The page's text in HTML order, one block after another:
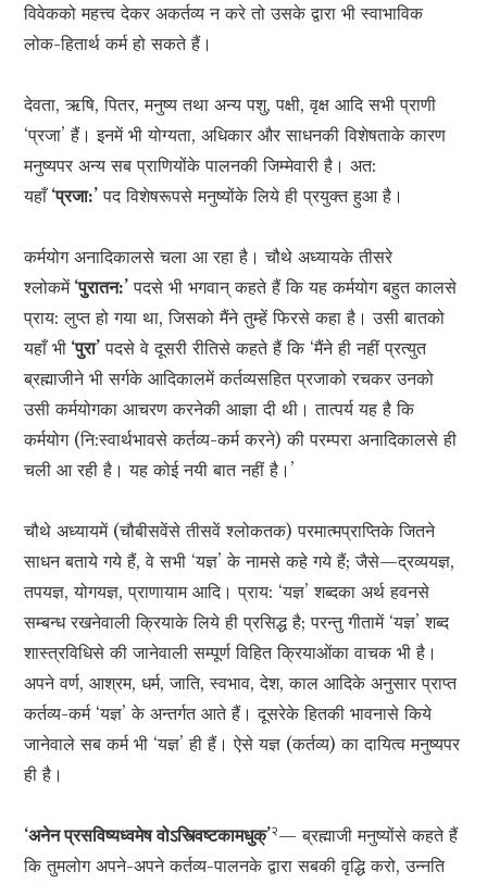
विवेकको महत्त्व देकर अकर्तव्य न करे तो उसके द्वारा भी स्वाभाविक
लोक-हितार्थ कर्म हो सकते हैं।
देवता, ऋषि, पितर, मनुष्य तथा अन्य पशु, पक्षी, वृक्ष आदि सभी प्राणी
‘प्रजा’ हैं। इनमें भी योग्यता, अधिकार और साधनकी विशेषताके कारण
मनुष्यपर अन्य सब प्राणियोंके पालनकी जिम्मेवारी है। अत:
यहाँ‘प्रजा:’ पद विशेषरूपसे मनुष्योंके लिये ही प्रयुक्त हुआ है।
कर्मयोग अनादिकालसे चला आ रहा है। चौथे अध्यायके तीसरे
श्लोकमें‘पुरातन:’ पदसे भी भगवान् कहते हैं कि यह कर्मयोग बहुत कालसे
प्राय: लुप्त हो गया था, जिसको मैंने तुम्हें फिरसे कहा है। उसी बातको
यहाँ भी ‘पुरा’ पदसे वे दूसरी रीतिसे कहते हैं कि ‘मैंने ही नहीं प्रत्युत
ब्रह्माजीने भी सर्गके आदिकालमें कर्तव्यसहित प्रजाको रचकर उनको
उसी कर्मयोगका आचरण करनेकी आज्ञा दी थी। तात्पर्य यह है कि
कर्मयोग (नि:स्वार्थभावसे कर्तव्य-कर्म करने) की परम्परा अनादिकालसे ही
चली आ रही है। यह कोई नयी बात नहीं है।’
चौथे अध्यायमें (चौबीसवेंसे तीसवें श्लोकतक) परमात्मप्राप्तिके जितने
साधन बताये गये हैं, वे सभी ‘यज्ञ’ के नामसे कहे गये हैं; जैसे—द्रव्ययज्ञ,
तपयज्ञ, योगयज्ञ, प्राणायाम आदि। प्राय: ‘यज्ञ’ शब्दका अर्थ हवनसे
सम्बन्ध रखनेवाली क्रियाके लिये ही प्रसिद्ध है; परन्तु गीतामें ‘यज्ञ’ शब्द
शास्त्रविधिसे की जानेवाली सम्पूर्ण विहित क्रियाओंका वाचक भी है।
अपने वर्ण, आश्रम, धर्म, जाति, स्वभाव, देश, काल आदिके अनुसार प्राप्त
कर्तव्य-कर्म ‘यज्ञ’ के अन्तर्गत आते हैं। दूसरेके हितकी भावनासे किये
जानेवाले सब कर्म भी ‘यज्ञ’ ही हैं। ऐसे यज्ञ (कर्तव्य) का दायित्व मनुष्यपर
ही है।
‘अनेन प्रसविष्यध्वमेष वोऽस्त्विष्टकामधुक्’२— ब्रह्माजी मनुष्योंसे कहते हैं
कि तुमलोग अपने-अपने कर्तव्य-पालनके द्वारा सबकी वृद्धि करो, उन्नति